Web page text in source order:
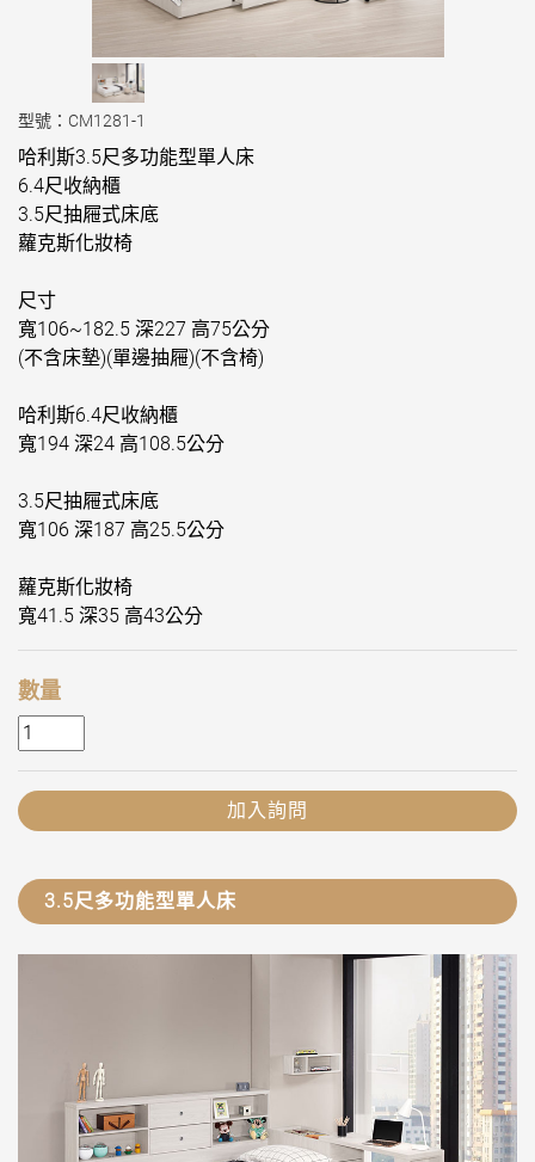
型號：CM1281-1
哈利斯3.5尺多功能型單人床
6.4尺收納櫃
3.5尺抽屜式床底
蘿克斯化妝椅
尺寸
寬106~182.5 深227 高75公分
(不含床墊)(單邊抽屜)(不含椅)
哈利斯6.4尺收納櫃
寬194 深24 高108.5公分
3.5尺抽屜式床底
寬106 深187 高25.5公分
蘿克斯化妝椅
寬41.5 深35 高43公分
數量
加入詢問
3.5尺多功能型單人床